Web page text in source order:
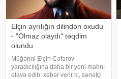
Elçin ayrılığın dilindən oxudu
- "Olmaz olaydı" təqdim
olundu
Müğənni Elçin Cəfərov
yaradıcılığına daha bir yeni mahnı
əlavə edib. xəbər verir ki, sənətçi